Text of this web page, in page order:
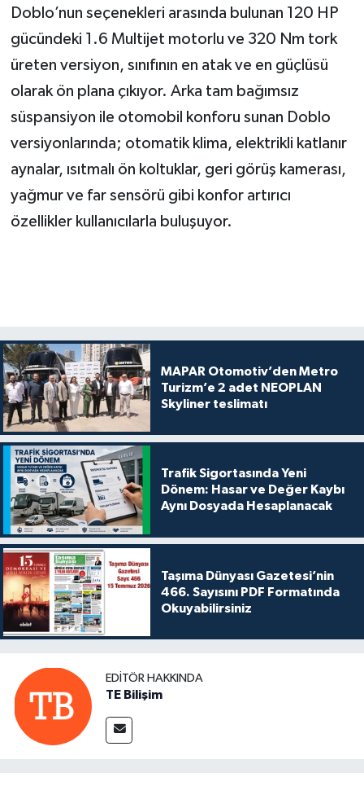
Doblo’nun seçenekleri arasında bulunan 120 HP
gücündeki 1.6 Multijet motorlu ve 320 Nm tork
üreten versiyon, sınıfının en atak ve en güçlüsü
olarak ön plana çıkıyor. Arka tam bağımsız
süspansiyon ile otomobil konforu sunan Doblo
versiyonlarında; otomatik klima, elektrikli katlanır
aynalar, ısıtmalı ön koltuklar, geri görüş kamerası,
yağmur ve far sensörü gibi konfor artırıcı
özellikler kullanıcılarla buluşuyor.
MAPAR Otomotiv’den Metro
Turizm’e 2 adet NEOPLAN
Skyliner teslimatı
Trafik Sigortasında Yeni
Dönem: Hasar ve Değer Kaybı
Aynı Dosyada Hesaplanacak
Taşıma Dünyası Gazetesi’nin
466. Sayısını PDF Formatında
Okuyabilirsiniz
EDITÖR HAKKINDA
TE Bilişim